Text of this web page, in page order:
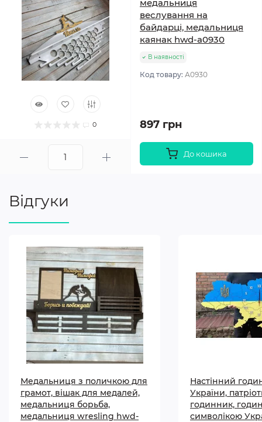
0
медальниця
веслування на
байдарці, медальниця
каянак hwd-a0930
В наявності
Код товару: А0930
897 грн
До кошика
Відгуки
Медальниця з поличкою для
грамот, вішак для медалей,
медальниця борьба,
медальниця wresling hwd-
Настінний
України,
годинник,
символікою